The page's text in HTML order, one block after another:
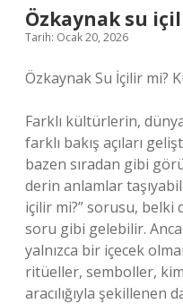
Özkaynak su
Tarih: Ocak 20, 2026
Özkaynak Su İçilir mi?
Farklı kültürlerin,
farklı bakış açıları
bazen sıradan gibi
derin anlamlar
içilir mi?” sorusu, belki
soru gibi gelebilir.
yalnızca bir içecek
ritüeller, semboller,
aracılığıyla şekillenen